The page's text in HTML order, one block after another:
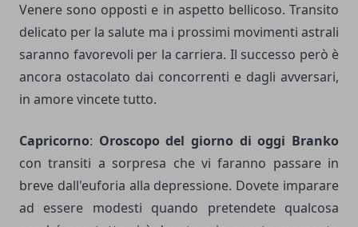
Venere sono opposti e in aspetto bellicoso. Transito
delicato per la salute ma i prossimi movimenti astrali
saranno favorevoli per la carriera. Il successo però è
ancora ostacolato dai concorrenti e dagli avversari,
in amore vincete tutto.
Capricorno: Oroscopo del giorno di oggi Branko
con transiti a sorpresa che vi faranno passare in
breve dall'euforia alla depressione. Dovete imparare
ad essere modesti quando pretendete qualcosa